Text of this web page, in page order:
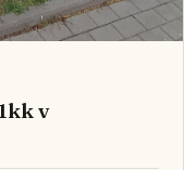
v